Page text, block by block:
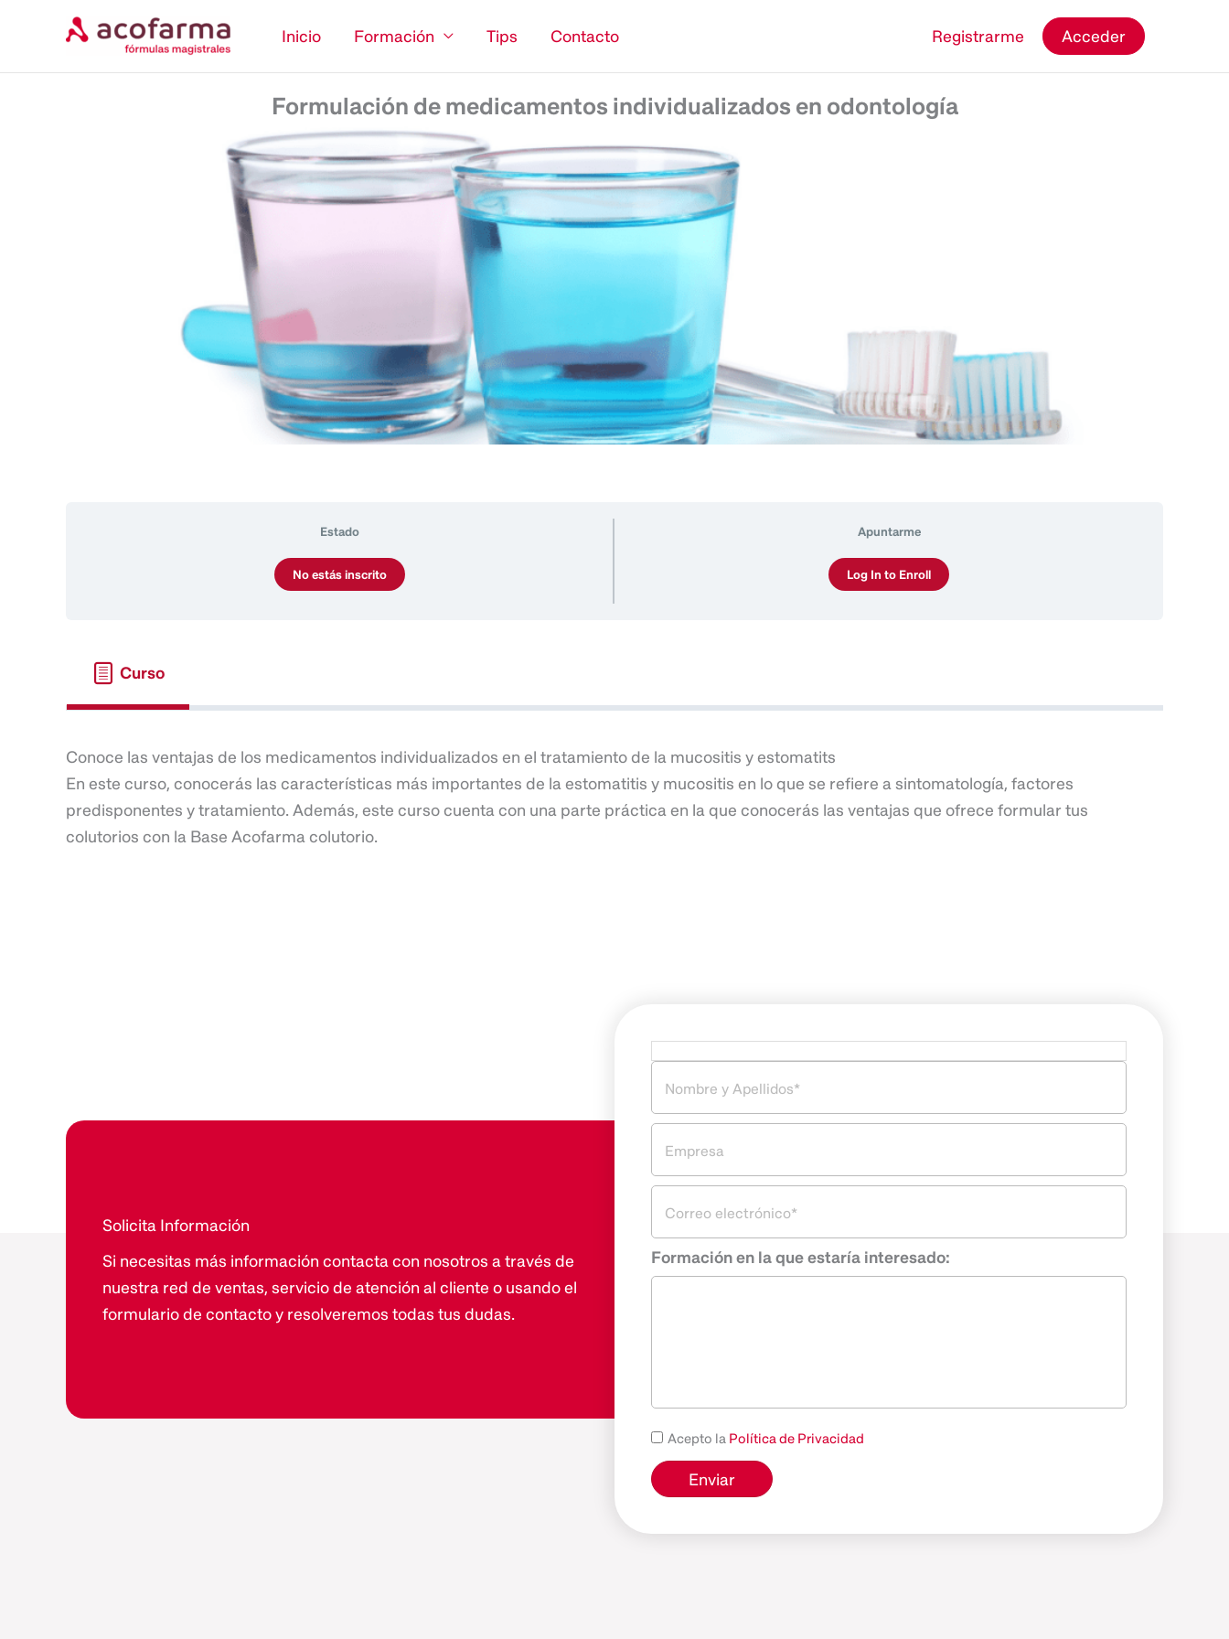
Inicio Formación Tips Contacto Registrarme Acceder
Formulación de medicamentos individualizados en odontología
Estado
No estás inscrito
Apuntarme
Log In to Enroll
Curso
Conoce las ventajas de los medicamentos individualizados en el tratamiento de la mucositis y estomatits
En este curso, conocerás las características más importantes de la estomatitis y mucositis en lo que se refiere a sintomatología, factores
predisponentes y tratamiento. Además, este curso cuenta con una parte práctica en la que conocerás las ventajas que ofrece formular tus
colutorios con la Base Acofarma colutorio.
Solicita Información
Si necesitas más información contacta con nosotros a través de
nuestra red de ventas, servicio de atención al cliente o usando el
formulario de contacto y resolveremos todas tus dudas.
Formación en la que estaría interesado:
Acepto la Política de Privacidad